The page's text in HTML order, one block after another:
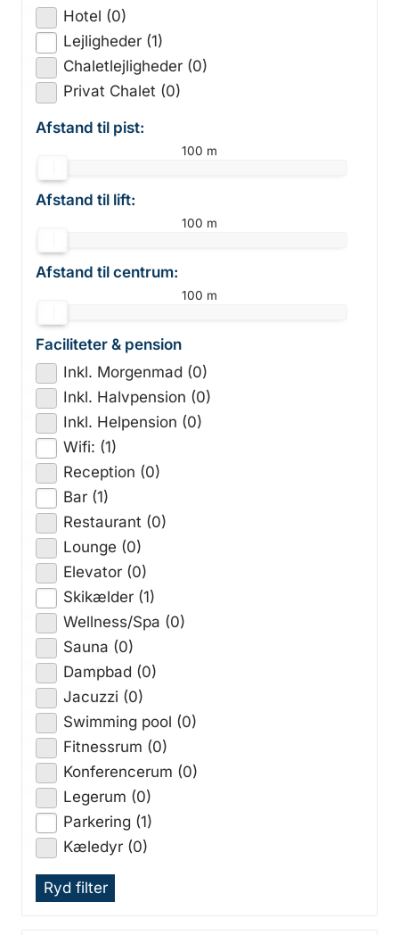
Hotel (0)
Lejligheder (1)
Chaletlejligheder (0)
Privat Chalet (0)
Afstand til pist:
100 m
Afstand til lift:
100 m
Afstand til centrum:
100 m
Faciliteter & pension
Inkl. Morgenmad (0)
Inkl. Halvpension (0)
Inkl. Helpension (0)
Wifi: (1)
Reception (0)
Bar (1)
Restaurant (0)
Lounge (0)
Elevator (0)
Skikælder (1)
Wellness/Spa (0)
Sauna (0)
Dampbad (0)
Jacuzzi (0)
Swimming pool (0)
Fitnessrum (0)
Konferencerum (0)
Legerum (0)
Parkering (1)
Kæledyr (0)
Ryd filter